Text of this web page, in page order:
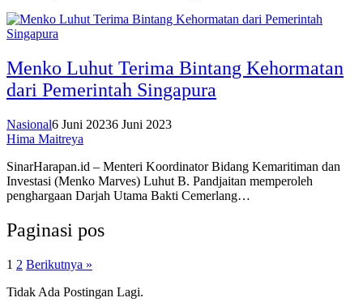
Menko Luhut Terima Bintang Kehormatan
dari Pemerintah Singapura
Nasional6 Juni 20236 Juni 2023
Hima Maitreya
SinarHarapan.id – Menteri Koordinator Bidang Kemaritiman dan
Investasi (Menko Marves) Luhut B. Pandjaitan memperoleh
penghargaan Darjah Utama Bakti Cemerlang…
Paginasi pos
1 2 Berikutnya »
Tidak Ada Postingan Lagi.